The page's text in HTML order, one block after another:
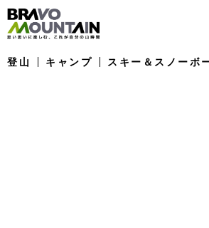
登山 キャンプ スキー＆スノーボ